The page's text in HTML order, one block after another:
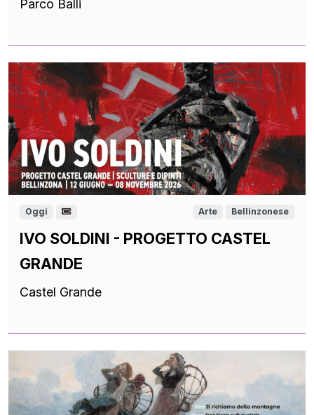
Parco Balli
Oggi Arte Bellinzonese
IVO SOLDINI - PROGETTO CASTEL
GRANDE
Castel Grande